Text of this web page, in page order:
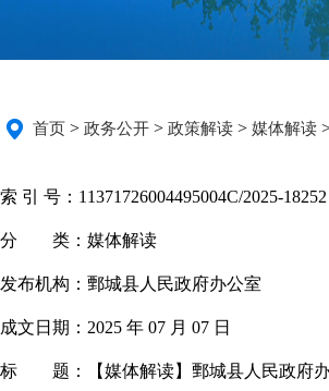
首页 > 政务公开 > 政策解读 > 媒体解读
索 引 号： 11371726004495004C/2025-18252
分 类： 媒体解读
发布机构： 鄄城县人民政府办公室
成文日期： 2025 年 07 月 07 日
标 题： 【媒体解读】鄄城县人民政府